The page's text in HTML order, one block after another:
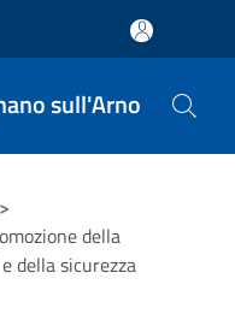
sull'Arno
>
della
della sicurezza